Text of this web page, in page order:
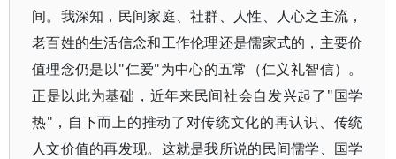
间。我深知，民间家庭、社群、人性、人心之主流，
老百姓的生活信念和工作伦理还是儒家式的，主要价
值理念仍是以"仁爱"为中心的五常（仁义礼智信）。
正是以此为基础，近年来民间社会自发兴起了"国学
热"，自下而上的推动了对传统文化的再认识、传统
人文价值的再发现。这就是我所说的民间儒学、国学